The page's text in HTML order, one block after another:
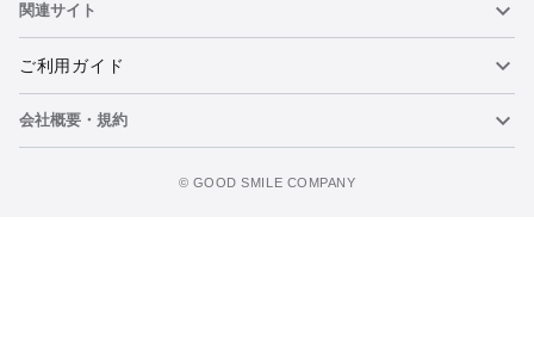
関連サイト
ねんどろいど
ねんどろいどフェイスメーカー
ご利用ガイド
重要なお知らせ
会社概要・規約
©️ GOOD SMILE COMPANY